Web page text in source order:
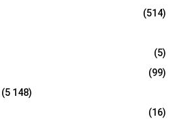
(514)
(5)
(99)
(5 148)
(16)